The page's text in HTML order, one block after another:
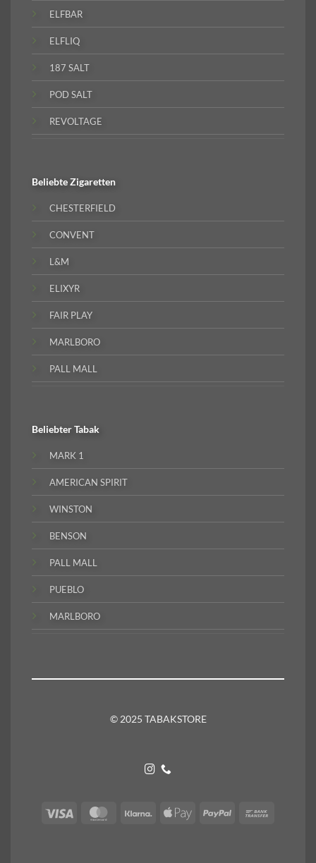
ELFBAR
ELFLIQ
187 SALT
POD SALT
REVOLTAGE
BeliebteZigaretten
CHESTERFIELD
CONVENT
L&M
ELIXYR
FAIR PLAY
MARLBORO
PALL MALL
BeliebterTabak
MARK 1
AMERICAN SPIRIT
WINSTON
BENSON
PALL MALL
PUEBLO
MARLBORO
© 2025 TABAKSTORE
Visa MasterCardKlarna
Apple
PayPal